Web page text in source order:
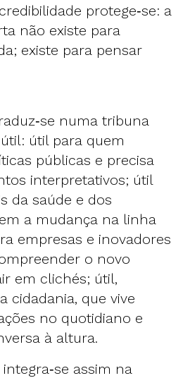
protege‑se: a
não existe para
existe para pensar
numa tribuna
útil para quem
públicas e precisa
interpretativos; útil
da saúde e dos
a mudança na linha
empresas e inovadores
o novo
em clichés; útil,
cidadania, que vive
no quotidiano e
à altura.
assim na